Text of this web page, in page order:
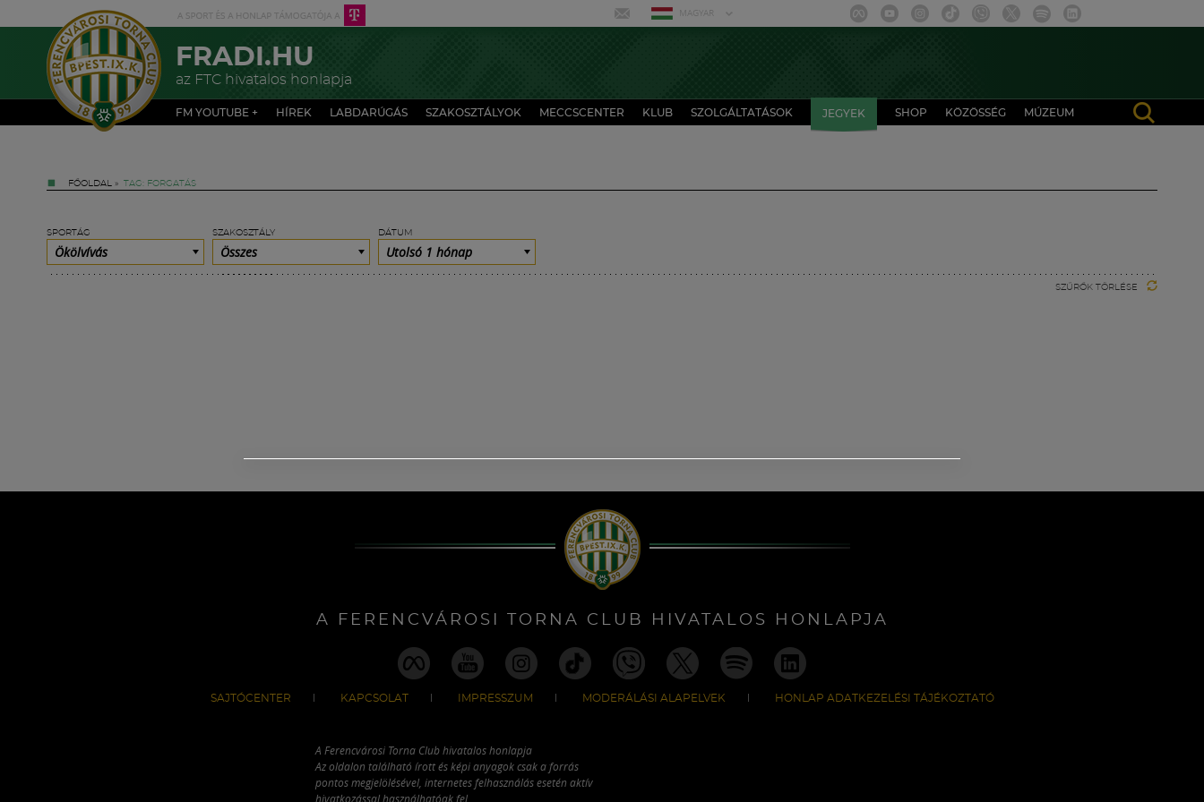
MAGYAR
FRADI.HU
az FTC hivatalos honlapja
FM YOUTUBE + HÍREK LABDARÚGÁS SZAKOSZTÁLYOK MECCSCENTER KLUB SZOLGÁLTATÁSOK JEGYEK SHOP KÖZÖSSÉG MÚZEUM
FŐOLDAL » TAG: FORGATÁS
SPORTÁG
Ökölvívás
SZAKOSZTÁLY
Összes
DÁTUM
Utolsó 1 hónap
SZŰRŐK TÖRLÉSE
A FERENCVÁROSI TORNA CLUB HIVATALOS HONLAPJA
SAJTÓCENTER KAPCSOLAT IMPRESSZUM MODERÁLÁSI ALAPELVEK HONLAP ADATKEZELÉSI TÁJÉKOZTATÓ
A Ferencvárosi Torna Club hivatalos honlapja
Az oldalon található írott és képi anyagok csak a forrás
pontos megjelölésével, internetes felhasználás esetén aktív
hivatkozással használhatóak fel.